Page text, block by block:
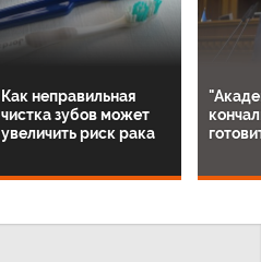
Как неправильная
чистка зубов может
увеличить риск рака